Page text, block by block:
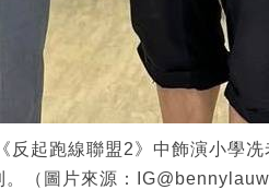
起跑線聯盟2》中飾演小學冼
（圖片來源：